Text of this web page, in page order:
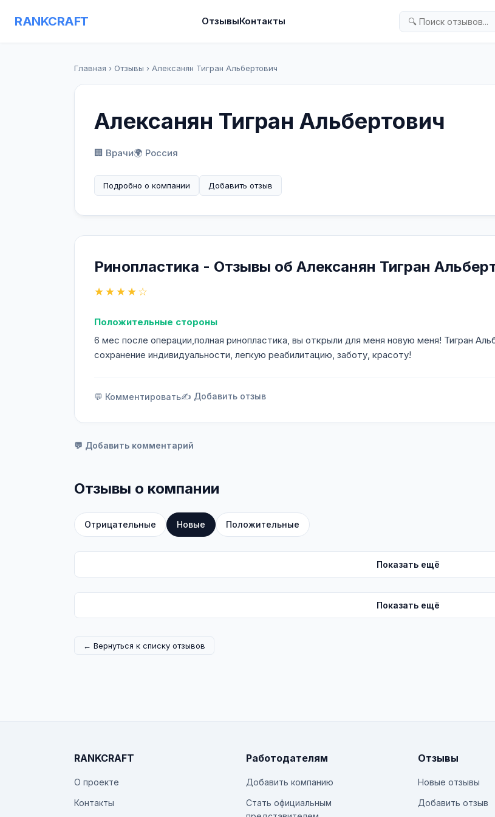
RANKCRAFT ОтзывыКонтакты
Главная › Отзывы › Алексанян Тигран Альбертович
Алексанян Тигран Альбертович
🏢 Врачи🌍 Россия
Подробно о компании Добавить отзыв
Ринопластика - Отзывы об Алексанян Тигран
★★★★☆
Положительные стороны
6 мес после операции,полная ринопластика, вы открыли для меня новую меня! Тигран
сохранение индивидуальности, легкую реабилитацию, заботу, красоту!
💬 Комментировать✍️ Добавить отзыв
💬 Добавить комментарий
Отзывы о компании
Отрицательные Новые Положительные
Показать ещё
Показать ещё
← Вернуться к списку отзывов
RANKCRAFT
О проекте
Контакты
Работодателям
Добавить компанию
Стать официальным
Отзывы
Новые отзывы
Добавить отзыв